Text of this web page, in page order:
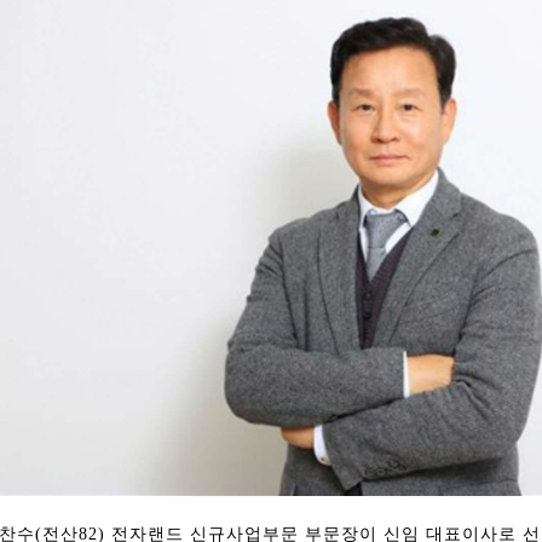
수(전산82) 전자랜드 신규사업부문 부문장이 신임 대표이사로